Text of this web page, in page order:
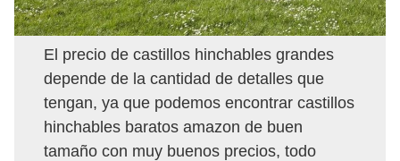
El precio de castillos hinchables grandes
depende de la cantidad de detalles que
tengan, ya que podemos encontrar castillos
hinchables baratos amazon de buen
tamaño con muy buenos precios, todo